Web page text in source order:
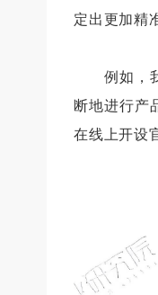
定出更加精
例如，我
断地进行产
在线上开设